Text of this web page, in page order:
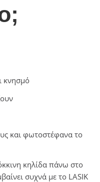
κνησμό
και φωτοστέφανα το
κηλίδα πάνω στο
συχνά με το LASIK